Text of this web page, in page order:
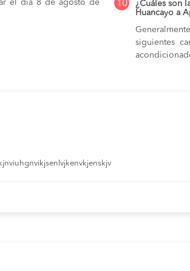
el día 8 de agosto de
10
¿Cuáles son
Huancayo a
siguientes